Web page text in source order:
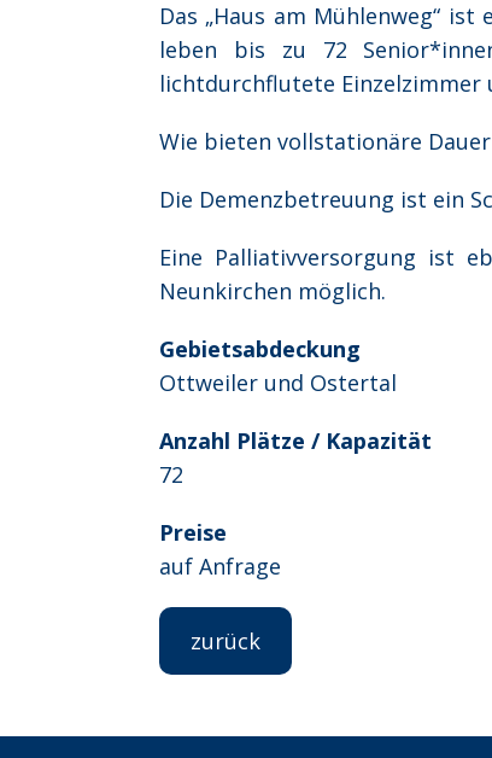
Das „Haus am Mühlenweg“
leben bis zu 72
lichtdurchflutete Einzelzimmer
Wie bieten vollstationäre
Die Demenzbetreuung ist ein
Eine Palliativversorgung ist
Neunkirchen möglich.
Gebietsabdeckung
Ottweiler und Ostertal
Anzahl Plätze / Kapazität
72
Preise
auf Anfrage
zurück